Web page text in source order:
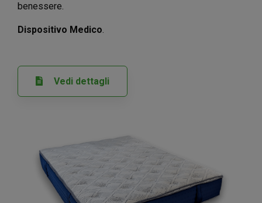
benessere.
Dispositivo Medico.
Vedi dettagli